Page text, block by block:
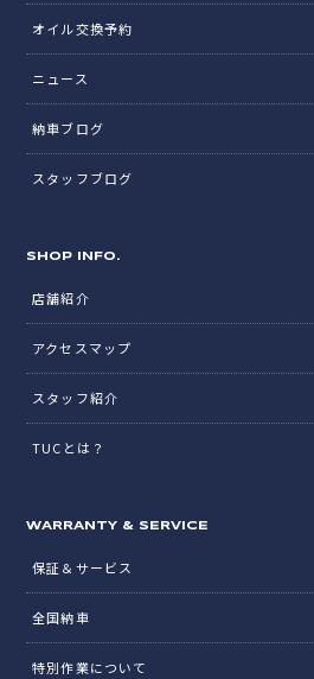
オイル交換予約
ニュース
納車ブログ
スタッフブログ
SHOP INFO.
店舗紹介
アクセスマップ
スタッフ紹介
TUCとは？
WARRANTY & SERVICE
保証＆サービス
全国納車
特別作業について